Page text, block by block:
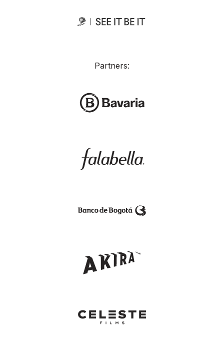
Partners: